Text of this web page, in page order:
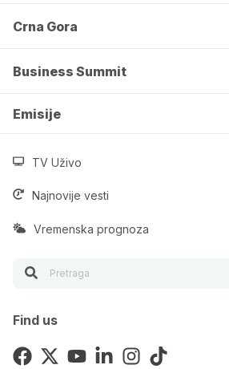
Crna Gora
Business Summit
Emisije
TV Uživo
Najnovije vesti
Vremenska prognoza
Find us
U jednom stanu u Čačku
saznaje Tanjug.
rasvetljavanju
Komentari (0 )